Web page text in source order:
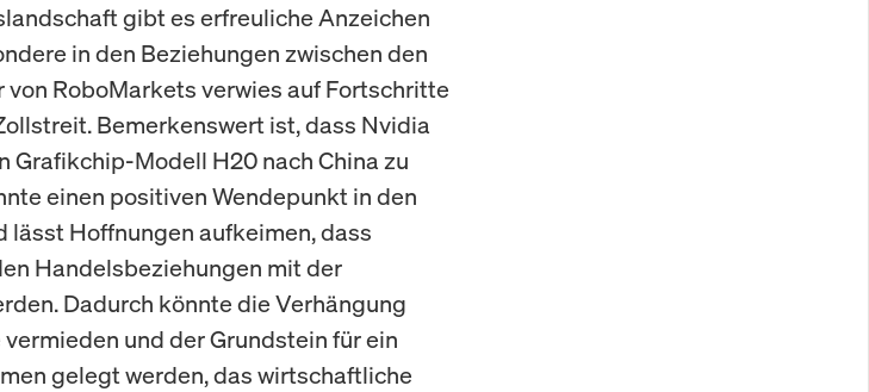
gibt es erfreuliche Anzeichen
in den Beziehungen zwischen den
von RoboMarkets verwies auf Fortschritte
Bemerkenswert ist, dass Nvidia
Grafikchip-Modell H20 nach China zu
einen positiven Wendepunkt in den
Hoffnungen aufkeimen, dass
Handelsbeziehungen mit der
Dadurch könnte die Verhängung
und der Grundstein für ein
gelegt werden, das wirtschaftliche